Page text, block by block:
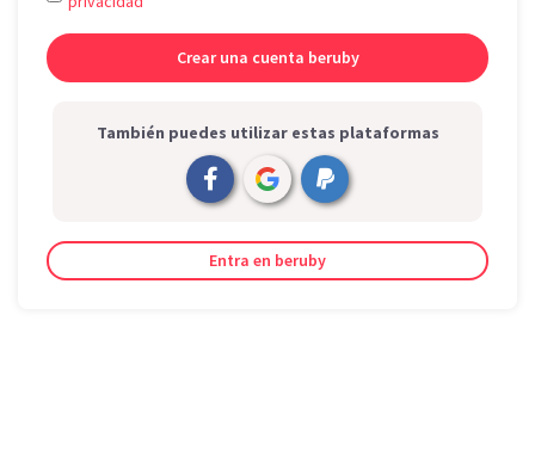
También puedes utilizar estas plataformas
Entra en beruby